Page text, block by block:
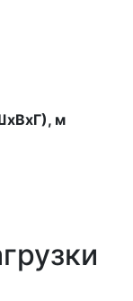
м